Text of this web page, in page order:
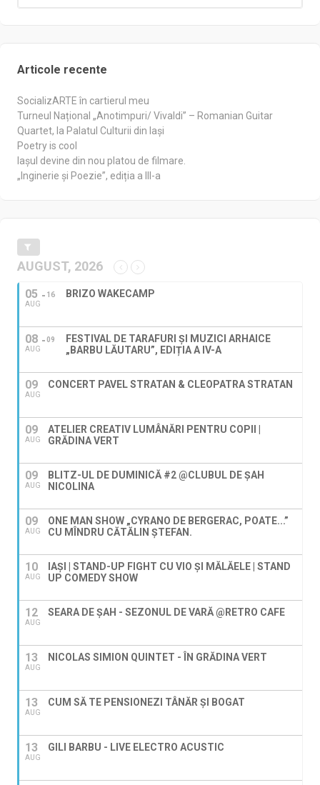
Articole recente
SocializARTE în cartierul meu
Turneul Național „Anotimpuri/ Vivaldi” – Romanian Guitar
Quartet, la Palatul Culturii din Iași
Poetry is cool
Iașul devine din nou platou de filmare.
„Inginerie și Poezie”, ediția a III-a
AUGUST, 2026
05
AUG
16 BRIZO WAKECAMP
08
AUG
09
FESTIVAL DE TARAFURI ȘI MUZICI ARHAICE
„BARBU LĂUTARU”, EDIȚIA A IV-A
09
AUG
CONCERT PAVEL STRATAN & CLEOPATRA STRATAN
09
AUG
ATELIER CREATIV LUMÂNĂRI PENTRU COPII |
GRĂDINA VERT
09
AUG
BLITZ-UL DE DUMINICĂ #2 @CLUBUL DE ȘAH
NICOLINA
09
AUG
ONE MAN SHOW „CYRANO DE BERGERAC, POATE...”
CU MÎNDRU CĂTĂLIN ȘTEFAN.
10
AUG
IAȘI | STAND-UP FIGHT CU VIO ȘI MĂLĂELE | STAND
UP COMEDY SHOW
12
AUG
SEARA DE ȘAH - SEZONUL DE VARĂ @RETRO CAFE
13
AUG
NICOLAS SIMION QUINTET - ÎN GRĂDINA VERT
13
AUG
CUM SĂ TE PENSIONEZI TÂNĂR ȘI BOGAT
13
AUG
GILI BARBU - LIVE ELECTRO ACUSTIC